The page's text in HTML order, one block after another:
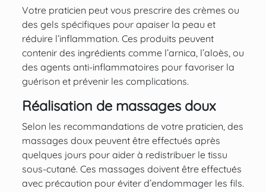
Votre praticien peut vous prescrire des crèmes ou
des gels spécifiques pour apaiser la peau et
réduire l’inflammation. Ces produits peuvent
contenir des ingrédients comme l’arnica, l’aloès, ou
des agents anti-inflammatoires pour favoriser la
guérison et prévenir les complications.
Réalisation de massages doux
Selon les recommandations de votre praticien, des
massages doux peuvent être effectués après
quelques jours pour aider à redistribuer le tissu
sous-cutané. Ces massages doivent être effectués
avec précaution pour éviter d’endommager les fils.